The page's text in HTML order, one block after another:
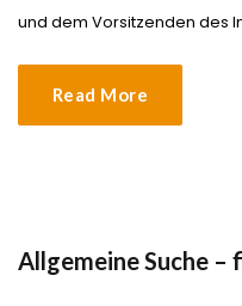
und dem Vorsitzenden des
Read More
Allgemeine Suche –